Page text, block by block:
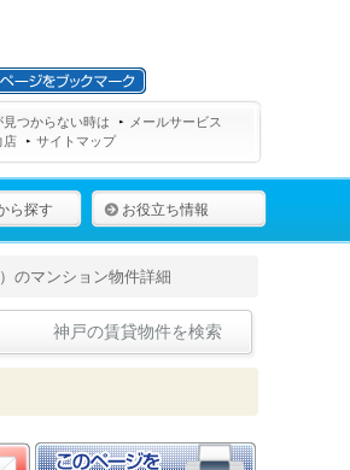
つからない時は
メールサービス
店 サイトマップ
ら探す お役立ち情報
のマンション物件詳細
神戸の賃貸物件を検索